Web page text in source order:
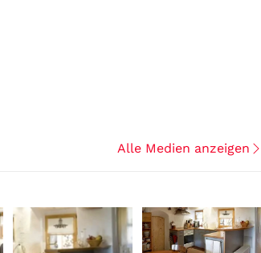
Alle Medien anzeigen